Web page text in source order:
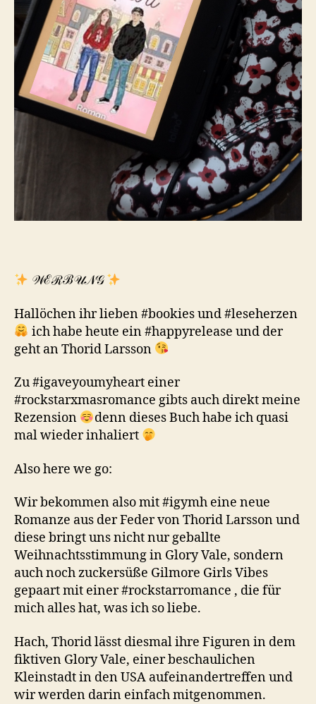
𝒲ℰℛℬ𝒰𝒩𝒢
Hallöchen ihr lieben #bookies und #leseherzen
ich habe heute ein #happyrelease und der
geht an Thorid Larsson
Zu #igaveyoumyheart einer
#rockstarxmasromance gibts auch direkt meine
Rezension
denn dieses Buch habe ich quasi
mal wieder inhaliert
Also here we go:
Wir bekommen also mit #igymh eine neue
Romanze aus der Feder von Thorid Larsson und
diese bringt uns nicht nur geballte
Weihnachtsstimmung in Glory Vale, sondern
auch noch zuckersüße Gilmore Girls Vibes
gepaart mit einer #rockstarromance , die für
mich alles hat, was ich so liebe.
Hach, Thorid lässt diesmal ihre Figuren in dem
fiktiven Glory Vale, einer beschaulichen
Kleinstadt in den USA aufeinandertreffen und
wir werden darin einfach mitgenommen.